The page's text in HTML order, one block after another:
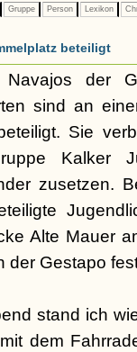
Gruppe Person Lexikon
beteiligt
der
sind an
Sie
Kalker
zusetzen.
Alte Mauer
der Gestapo
stand ich
dem